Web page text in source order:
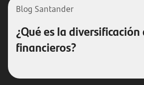
Blog Santander
¿Qué es la
financieros?